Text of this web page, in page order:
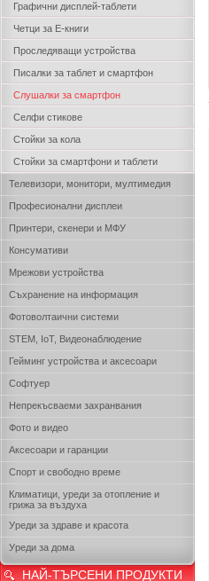
Графични дисплей-таблети
Четци за Е-книги
Проследяващи устройства
Писалки за таблет и смартфон
Слушалки за смартфон
Селфи стикове
Стойки за кола
Стойки за смартфони и таблети
Телевизори, монитори, мултимедия
Професионални дисплеи
Принтери, скенери и МФУ
Консумативи
Мрежови устройства
Съхранение на информация
Фотоволтаични системи
STEM, IoT, Видеонаблюдение
Гейминг устройства и аксесоари
Софтуер
Непрекъсваеми захранвания
Фото и видео
Аксесоари и гаранции
Спорт и свободно време
Климатици, уреди за отопление и
грижа за въздуха
Уреди за здраве и красота
Уреди за дома
НАЙ-ТЪРСЕНИ ПРОДУКТИ